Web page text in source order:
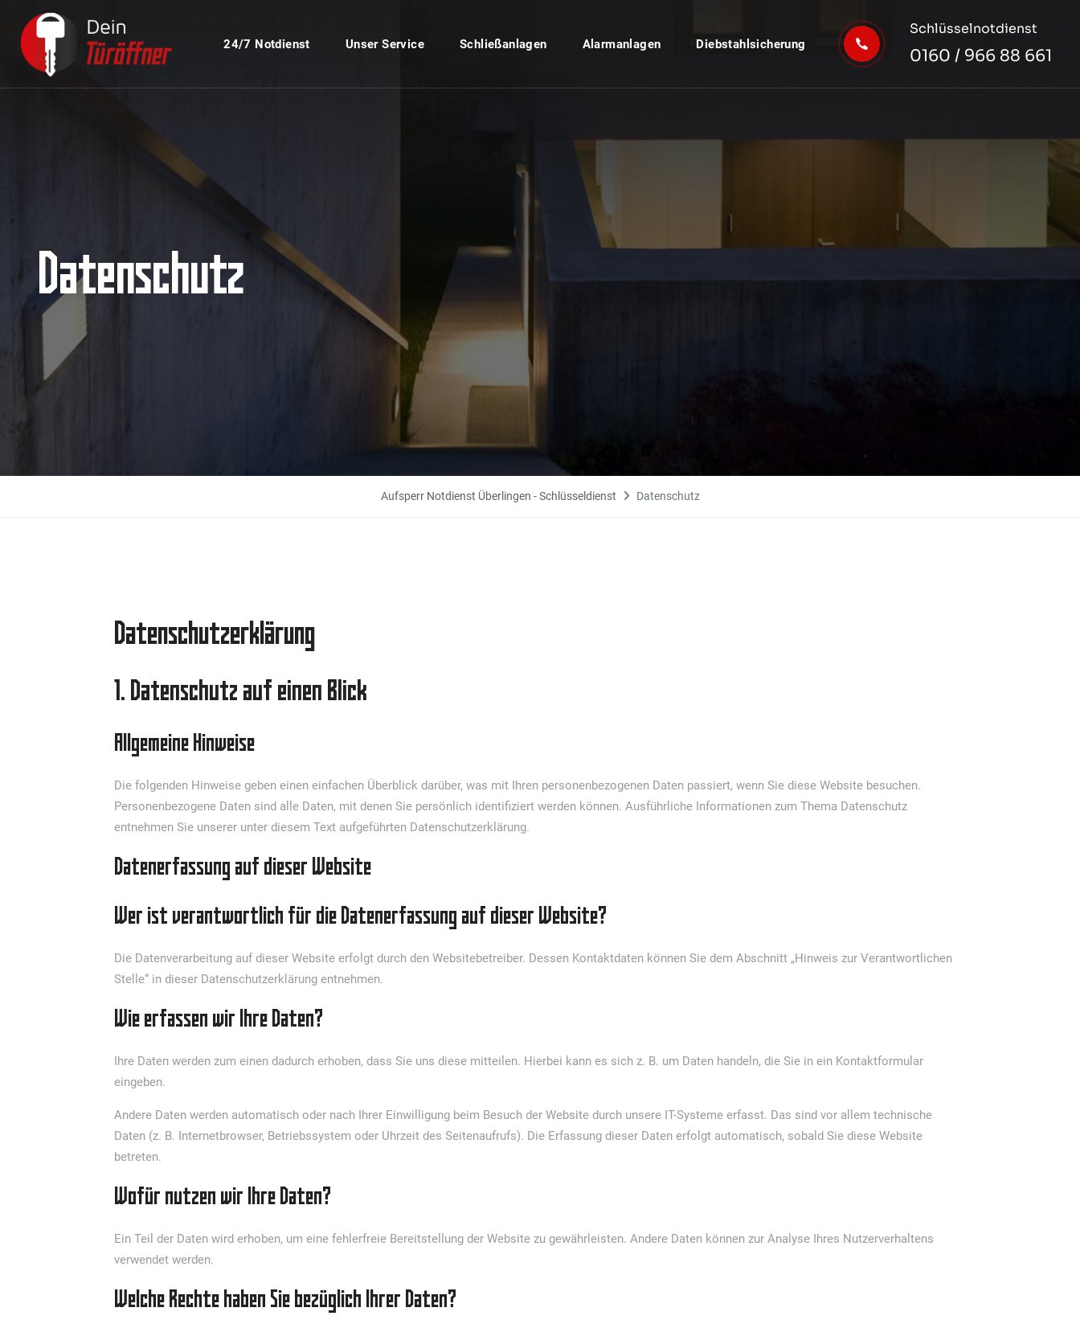
24/7 Notdienst Unser Service Schließanlagen Alarmanlagen Diebstahlsicherung
Schlüsselnotdienst
0160 / 966 88 661
Datenschutz
Aufsperr Notdienst Überlingen - Schlüsseldienst Datenschutz
Datenschutz­erklärung
1. Datenschutz auf einen Blick
Allgemeine Hinweise
Die folgenden Hinweise geben einen einfachen Überblick darüber, was mit Ihren personenbezogenen Daten passiert, wenn Sie diese Website besuchen.
Personenbezogene Daten sind alle Daten, mit denen Sie persönlich identifiziert werden können. Ausführliche Informationen zum Thema Datenschutz
entnehmen Sie unserer unter diesem Text aufgeführten Datenschutzerklärung.
Datenerfassung auf dieser Website
Wer ist verantwortlich für die Datenerfassung auf dieser Website?
Die Datenverarbeitung auf dieser Website erfolgt durch den Websitebetreiber. Dessen Kontaktdaten können Sie dem Abschnitt „Hinweis zur Verantwortlichen
Stelle“ in dieser Datenschutzerklärung entnehmen.
Wie erfassen wir Ihre Daten?
Ihre Daten werden zum einen dadurch erhoben, dass Sie uns diese mitteilen. Hierbei kann es sich z. B. um Daten handeln, die Sie in ein Kontaktformular
eingeben.
Andere Daten werden automatisch oder nach Ihrer Einwilligung beim Besuch der Website durch unsere IT-Systeme erfasst. Das sind vor allem technische
Daten (z. B. Internetbrowser, Betriebssystem oder Uhrzeit des Seitenaufrufs). Die Erfassung dieser Daten erfolgt automatisch, sobald Sie diese Website
betreten.
Wofür nutzen wir Ihre Daten?
Ein Teil der Daten wird erhoben, um eine fehlerfreie Bereitstellung der Website zu gewährleisten. Andere Daten können zur Analyse Ihres Nutzerverhaltens
verwendet werden.
Welche Rechte haben Sie bezüglich Ihrer Daten?